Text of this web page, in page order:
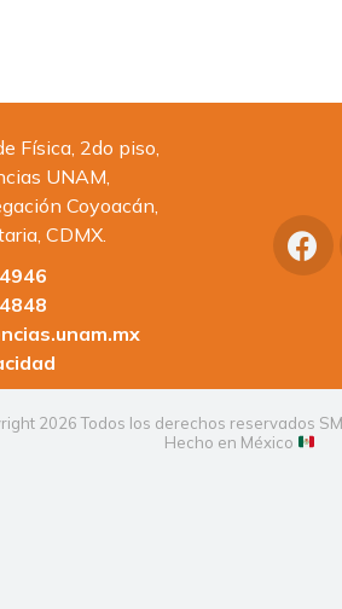
Física, 2do piso,
UNAM,
Coyoacán,
CDMX.
2026 Todos los derechos reservados
Hecho en México